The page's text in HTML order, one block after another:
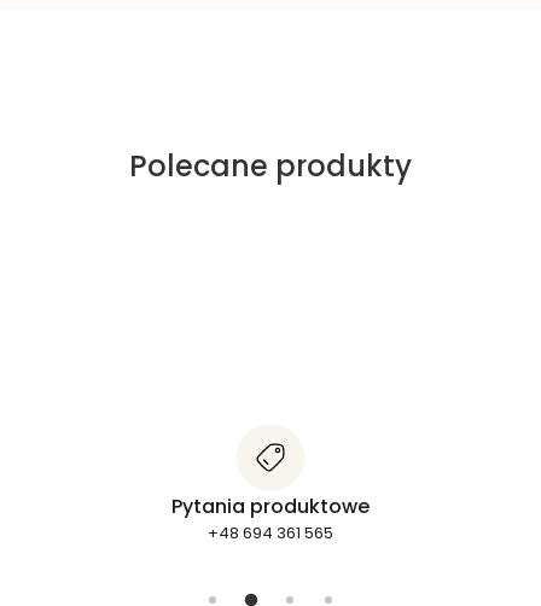
Polecane produkty
Pytania produktowe
+48 694 361 565